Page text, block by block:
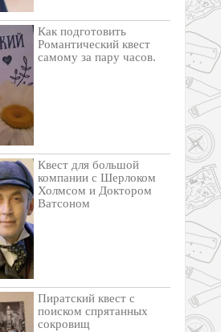
Как подготовить
Романтический квест
самому за пару часов.
Квест для большой
компании с Шерлоком
Холмсом и Доктором
Ватсоном
Пиратский квест с
поиском спрятанных
сокровищ